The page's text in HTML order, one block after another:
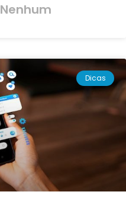
Nenhum
Dicas